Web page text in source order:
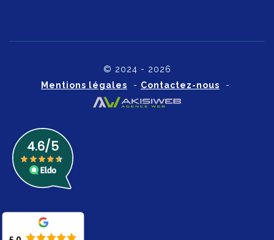
© 2024 - 2026
Mentions légales - Contactez-nous -